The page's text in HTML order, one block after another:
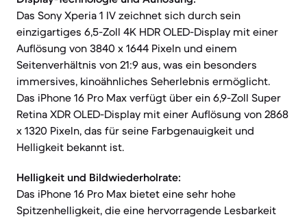
Das Sony Xperia 1 IV zeichnet sich durch sein
einzigartiges 6,5-Zoll 4K HDR OLED-Display mit einer
Auflösung von 3840 x 1644 Pixeln und einem
Seitenverhältnis von 21:9 aus, was ein besonders
immersives, kinoähnliches Seherlebnis ermöglicht.
Das iPhone 16 Pro Max verfügt über ein 6,9-Zoll Super
Retina XDR OLED-Display mit einer Auflösung von 2868
x 1320 Pixeln, das für seine Farbgenauigkeit und
Helligkeit bekannt ist.
Helligkeit und Bildwiederholrate:
Das iPhone 16 Pro Max bietet eine sehr hohe
Spitzenhelligkeit, die eine hervorragende Lesbarkeit